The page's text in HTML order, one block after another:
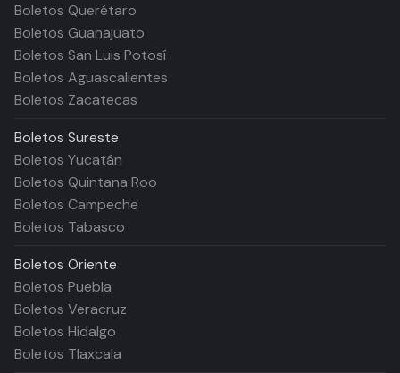
Boletos Querétaro
Boletos Guanajuato
Boletos San Luis Potosí
Boletos Aguascalientes
Boletos Zacatecas
Boletos Sureste
Boletos Yucatán
Boletos Quintana Roo
Boletos Campeche
Boletos Tabasco
Boletos Oriente
Boletos Puebla
Boletos Veracruz
Boletos Hidalgo
Boletos Tlaxcala